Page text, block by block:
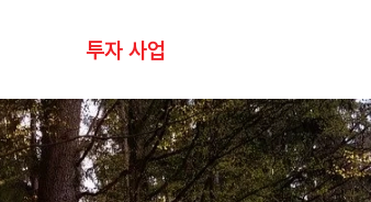
투자 사업